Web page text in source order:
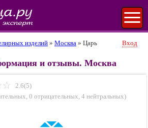
изделий » Москва » Царь
Вход
и отзывы. Москва
2.6(5)
, 0 отрицательных, 4 нейтральных)